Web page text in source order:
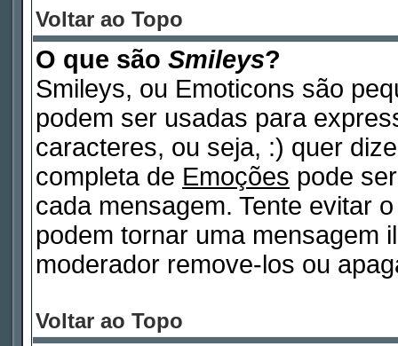
Voltar ao Topo
O que são Smileys?
Smileys, ou Emoticons são
podem ser usadas para
caracteres, ou seja, :) quer
completa de Emoções pode
cada mensagem. Tente evitar
podem tornar uma mensagem
moderador remove-los ou
Voltar ao Topo